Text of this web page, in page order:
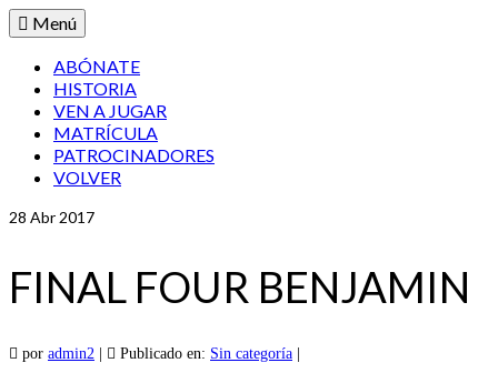
Menú
ABÓNATE
HISTORIA
VEN A JUGAR
MATRÍCULA
PATROCINADORES
VOLVER
28 Abr 2017
FINAL FOUR BENJAMIN
por admin2 Publicado en: Sin categoría